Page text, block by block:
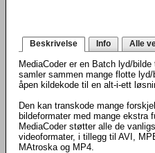
Beskrivelse Info Alle
MediaCoder er en Batch lyd/bilde
samler sammen mange flotte lyd/
åpen kildekode til en alt-i-ett
Den kan transkode mange
bildeformater med mange ekstra
MediaCoder støtter alle de
videoformater, i tillegg til AVI,
MAtroska og MP4.